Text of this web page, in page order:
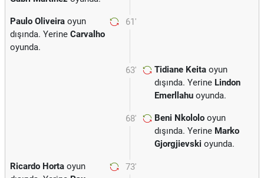
61'
Paulo Oliveira oyun
dışında. Yerine Carvalho
oyunda.
63' Tidiane Keita oyun
dışında. Yerine Lindon
Emerllahu oyunda.
68' Beni Nkololo oyun
dışında. Yerine Marko
Gjorgjievski oyunda.
73'
Ricardo Horta oyun